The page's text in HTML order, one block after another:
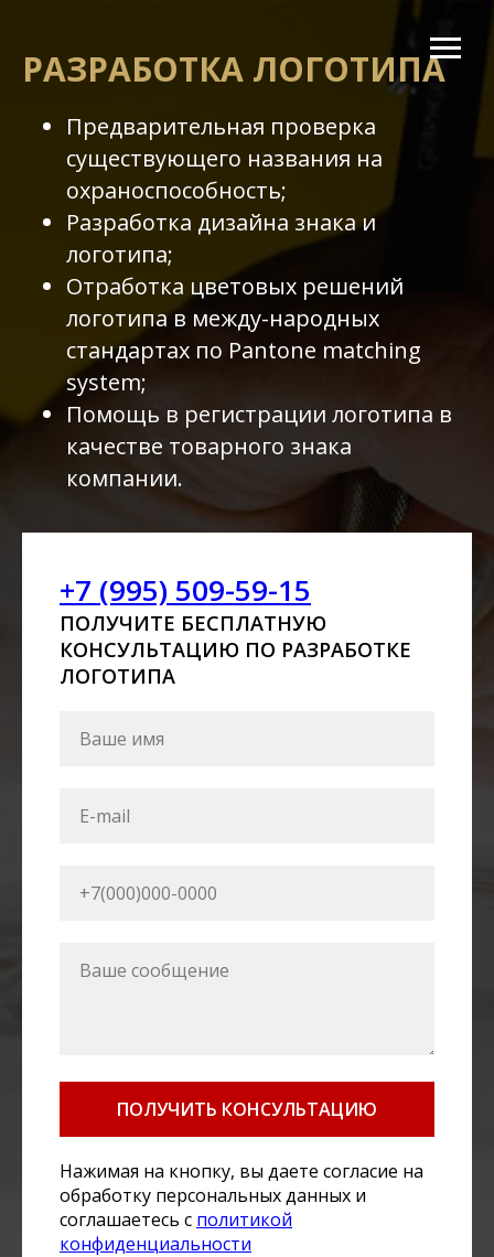
РАЗРАБОТКА ЛОГОТИПА
Предварительная проверка
существующего названия на
охраноспособность;
Разработка дизайна знака и
логотипа;
Отработка цветовых решений
логотипа в между-народных
стандартах по Pantone matching
system;
Помощь в регистрации логотипа в
качестве товарного знака
компании.
+7 (995) 509-59-15
ПОЛУЧИТЕ БЕСПЛАТНУЮ
КОНСУЛЬТАЦИЮ ПО РАЗРАБОТКЕ
ЛОГОТИПА
ПОЛУЧИТЬ КОНСУЛЬТАЦИЮ
Нажимая на кнопку, вы даете согласие на
обработку персональных данных и
соглашаетесь c политикой
конфиденциальности